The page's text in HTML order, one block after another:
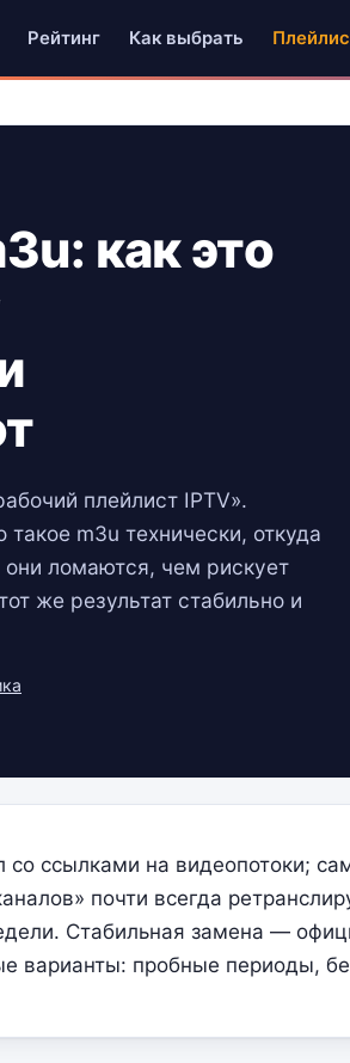
Рейтинг Как выбрать
как это
плейлист IPTV».
m3u технически, откуда
они ломаются, чем рискует
же результат стабильно и
ссылками на видеопотоки;
почти всегда
Стабильная замена —
варианты: пробные периоды,